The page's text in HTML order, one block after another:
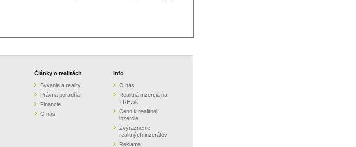
Články o realitách
Bývanie a reality
Právna poradňa
Financie
O nás
Info
O nás
Realitná inzercia na
TRH.sk
Cenník realitnej
inzercie
Zvýraznenie
realitných inzerátov
Reklama